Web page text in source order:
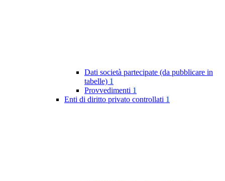
Dati società partecipate (da pubblicare in
tabelle) 1
Provvedimenti 1
Enti di diritto privato controllati 1